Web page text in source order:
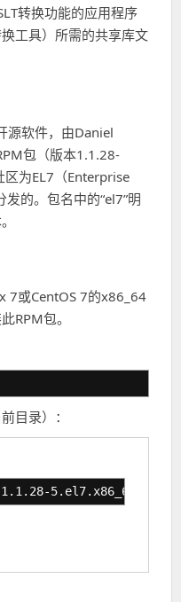
转换功能的应用程序
工具）所需的共享库文
源软件，由Daniel
包（版本1.1.28-
区为EL7（Enterprise
的。包名中的“el7”明
7或CentOS 7的x86_64
RPM包。
目录）：
5.el7.x86_64.rpm